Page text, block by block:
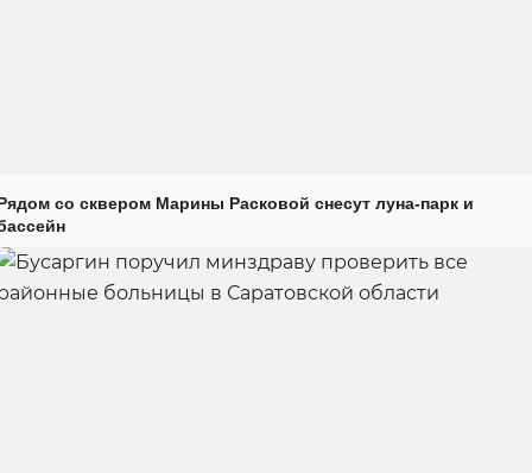
со сквером Марины Расковой снесут луна-парк и